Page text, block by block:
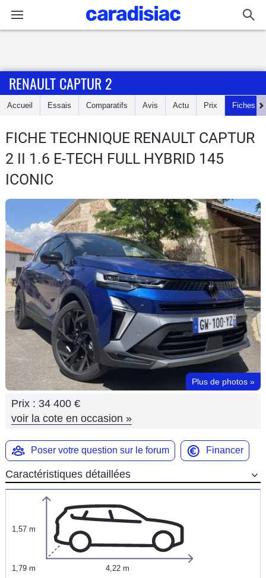
Accueil
Essais
Guide
d'achat
Electriques
Utilitaires
Flottes
Auto
Services
Forum
Moto
Marques
RENAULT CAPTUR 2
Accueil Essais Comparatifs Avis Actu Prix Fiches
FICHE TECHNIQUE RENAULT CAPTUR
2 II 1.6 E-TECH FULL HYBRID 145
ICONIC
Plus de photos »
Prix : 34 400 €
voir la cote en occasion »
Poser votre question sur le forum Financer
Caractéristiques détaillées
1,57 m
1,79 m 4,22 m